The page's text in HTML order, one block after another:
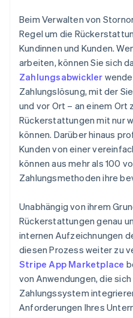
Beim Verwalten von
Regel um die
Kundinnen und Kunden.
arbeiten, können Sie sich
Zahlungsabwickler
Zahlungslösung, mit der
und vor Ort – an einem Ort
Rückerstattungen mit nur
können. Darüber hinaus
Kunden von einer
können aus mehr als 100
Zahlungsmethoden ihre
Unabhängig von ihrem
Rückerstattungen genau
internen Aufzeichnungen
diesen Prozess weiter zu
Stripe App Marketplace
von Anwendungen, die
Zahlungssystem
Anforderungen Ihres